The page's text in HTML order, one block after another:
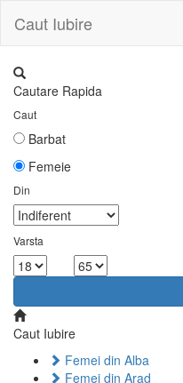
Caut Iubire
Cautare Rapida
Caut
Barbat
Femeie
Din
Varsta
Caut Iubire
Femei din Alba
Femei din Arad